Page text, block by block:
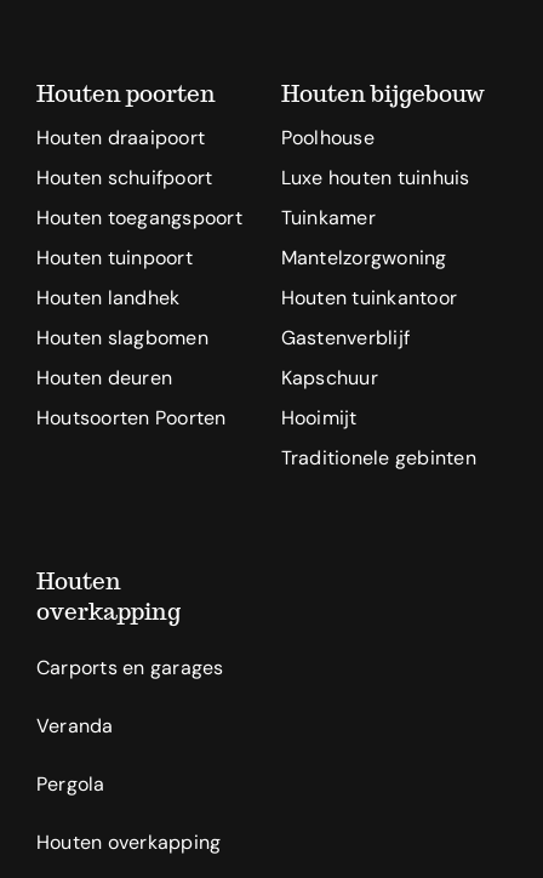
Houten poorten
Houten draaipoort
Houten schuifpoort
Houten toegangspoort
Houten tuinpoort
Houten landhek
Houten slagbomen
Houten deuren
Houtsoorten Poorten
Houten bijgebouw
Poolhouse
Luxe houten tuinhuis
Tuinkamer
Mantelzorgwoning
Houten tuinkantoor
Gastenverblijf
Kapschuur
Hooimijt
Traditionele gebinten
Houten
overkapping
Carports en garages
Veranda
Pergola
Houten overkapping